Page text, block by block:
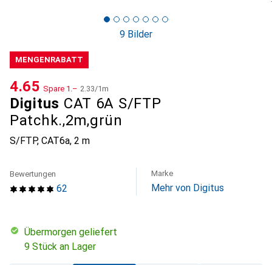
9 Bilder
MENGENRABATT
Digitus CAT 6A S/FTP
Patchk.,2m,grün
S/FTP, CAT6a, 2 m
CHF
4.65 Spare CHF
1.– CHF
2.33/1m
62
Bewertungen Marke
Mehr von Digitus
übermorgen geliefert
9 Stück an Lager